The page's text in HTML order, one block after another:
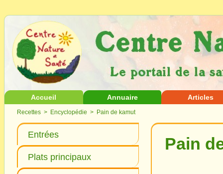
Accueil Annuaire Articles
Recettes > Encyclopédie > Pain de kamut
Entrées
Plats principaux
Pain